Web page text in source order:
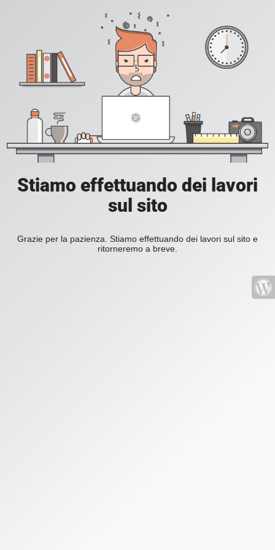
Stiamo effettuando dei lavori
sul sito
Grazie per la pazienza. Stiamo effettuando dei lavori sul sito e
ritorneremo a breve.